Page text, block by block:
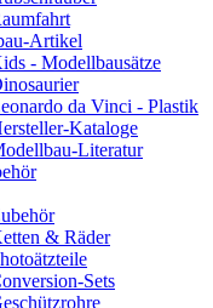
Artikel
- Modellbausätze
da Vinci - Plastik
Kataloge
Literatur
& Räder
Sets